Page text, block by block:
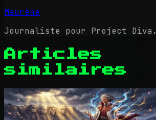
Maurène
Journaliste pour Project Diva.
Articles
similaires